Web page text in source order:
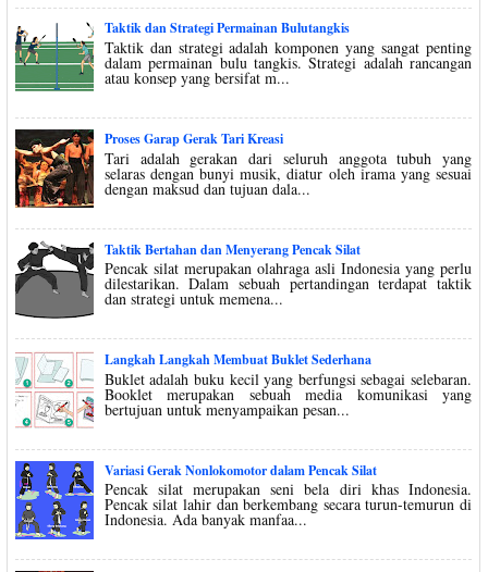
Taktik dan Strategi Permainan Bulutangkis
Taktik dan strategi adalah komponen yang sangat penting
dalam permainan bulu tangkis. Strategi adalah rancangan
atau konsep yang bersifat m...
Proses Garap Gerak Tari Kreasi
Tari adalah gerakan dari seluruh anggota tubuh yang
selaras dengan bunyi musik, diatur oleh irama yang sesuai
dengan maksud dan tujuan dala...
Taktik Bertahan dan Menyerang Pencak Silat
Pencak silat merupakan olahraga asli Indonesia yang perlu
dilestarikan. Dalam sebuah pertandingan terdapat taktik
dan strategi untuk memena...
Langkah Langkah Membuat Buklet Sederhana
Buklet adalah buku kecil yang berfungsi sebagai selebaran.
Booklet merupakan sebuah media komunikasi yang
bertujuan untuk menyampaikan pesan...
Variasi Gerak Nonlokomotor dalam Pencak Silat
Pencak silat merupakan seni bela diri khas Indonesia.
Pencak silat lahir dan berkembang secara turun-temurun di
Indonesia. Ada banyak manfaa...